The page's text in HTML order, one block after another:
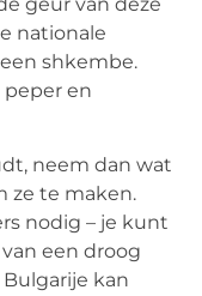
nationale
shkembe.
en
neem dan wat
ze te maken.
nodig – je kunt
een droog
kan